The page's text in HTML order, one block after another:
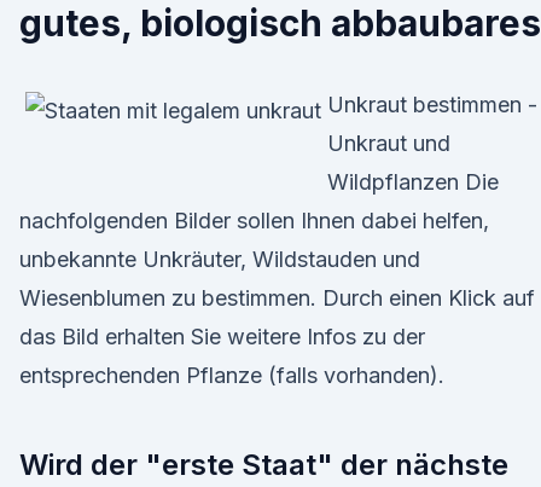
gutes, biologisch abbaubares
Unkraut bestimmen -
Unkraut und
Wildpflanzen Die
nachfolgenden Bilder sollen Ihnen dabei helfen,
unbekannte Unkräuter, Wildstauden und
Wiesenblumen zu bestimmen. Durch einen Klick auf
das Bild erhalten Sie weitere Infos zu der
entsprechenden Pflanze (falls vorhanden).
Wird der "erste Staat" der nächste